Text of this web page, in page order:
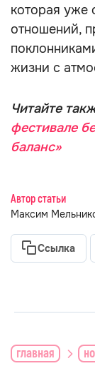
которая уже
отношений,
жизни с
Читайте
фестивале
баланс»
Автор статьи
Максим
Ссылка
главная